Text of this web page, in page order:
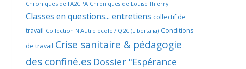
Chroniques de l'A2CPA Chroniques de Louise Thierry
Classes en questions... entretiens collectif de
travail Collection N'Autre école / Q2C (Libertalia) Conditions
de travail Crise sanitaire & pédagogie
des confiné.es Dossier "Espérance